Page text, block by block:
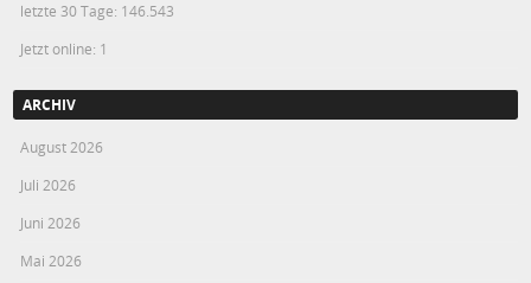
letzte 30 Tage: 146.543
Jetzt online: 1
ARCHIV
August 2026
Juli 2026
Juni 2026
Mai 2026